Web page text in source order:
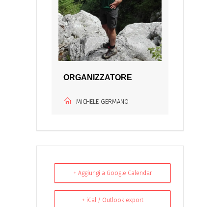
ORGANIZZATORE
MICHELE GERMANO
+ Aggiungi a Google Calendar
+ iCal / Outlook export